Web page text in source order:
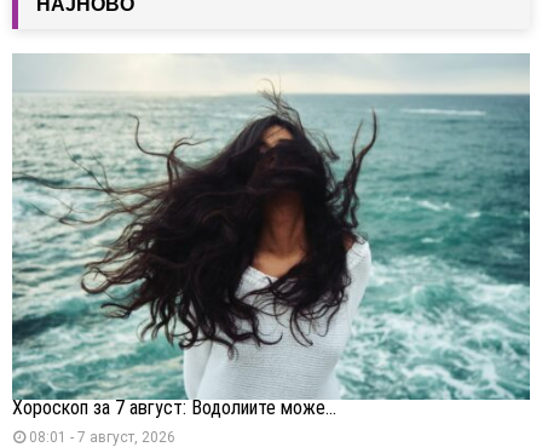
Хороскоп за 7 август: Водолиите може...
08:01 - 7 август, 2026